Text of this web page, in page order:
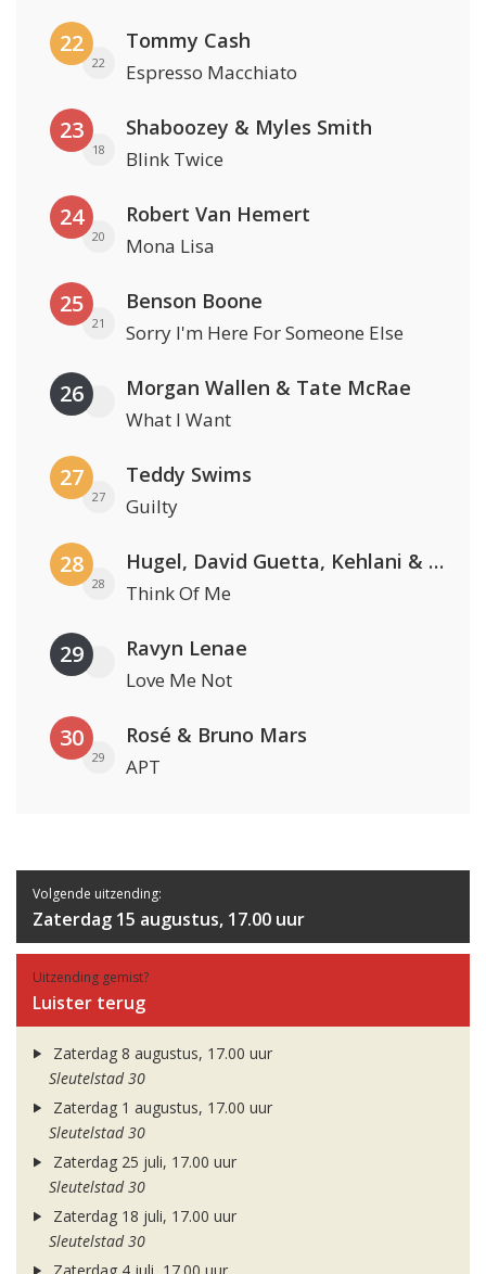
22
22
Tommy Cash
Espresso Macchiato
23
18
Shaboozey & Myles Smith
Blink Twice
24
20
Robert Van Hemert
Mona Lisa
25
21
Benson Boone
Sorry I'm Here For Someone Else
26 Morgan Wallen & Tate McRae
What I Want
27
27
Teddy Swims
Guilty
28
28
Hugel, David Guetta, Kehlani & Daecolm
Think Of Me
29 Ravyn Lenae
Love Me Not
30
29
Rosé & Bruno Mars
APT
Volgende uitzending:
Zaterdag 15 augustus, 17.00 uur
Uitzending gemist?
Luister terug
Zaterdag 8 augustus, 17.00 uur
Sleutelstad 30
Zaterdag 1 augustus, 17.00 uur
Sleutelstad 30
Zaterdag 25 juli, 17.00 uur
Sleutelstad 30
Zaterdag 18 juli, 17.00 uur
Sleutelstad 30